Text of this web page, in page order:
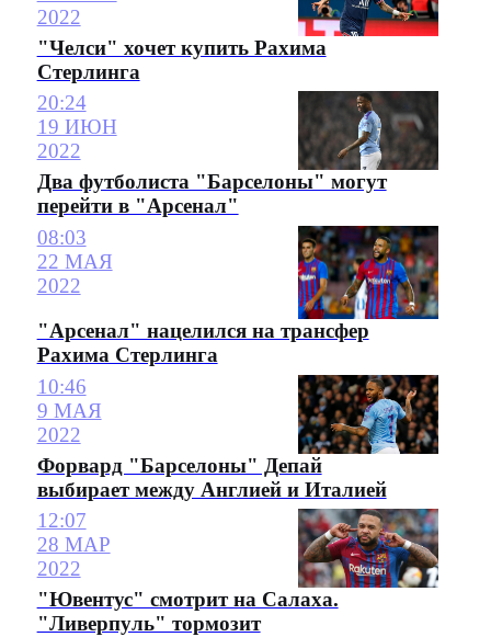
2022
"Челси" хочет купить Рахима
Стерлинга
20:24
19 ИЮН
2022
Два футболиста "Барселоны" могут
перейти в "Арсенал"
08:03
22 МАЯ
2022
"Арсенал" нацелился на трансфер
Рахима Стерлинга
10:46
9 МАЯ
2022
Форвард "Барселоны" Депай
выбирает между Англией и Италией
12:07
28 МАР
2022
"Ювентус" смотрит на Салаха.
"Ливерпуль" тормозит